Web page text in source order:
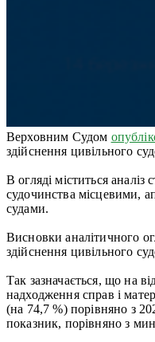
Верховним Судом
здійснення цивільного
В огляді міститься аналіз
судочинства місцевими,
судами.
Висновки аналітичного
здійснення цивільного
Так зазначається, що на
надходження справ і
(на 74,7 %) порівняно з
показник, порівняно з